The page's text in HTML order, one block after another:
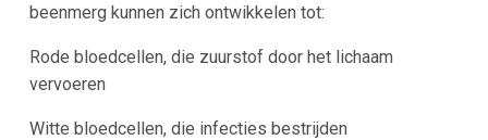
beenmerg kunnen zich ontwikkelen tot:
Rode bloedcellen, die zuurstof door het lichaam
vervoeren
Witte bloedcellen, die infecties bestrijden